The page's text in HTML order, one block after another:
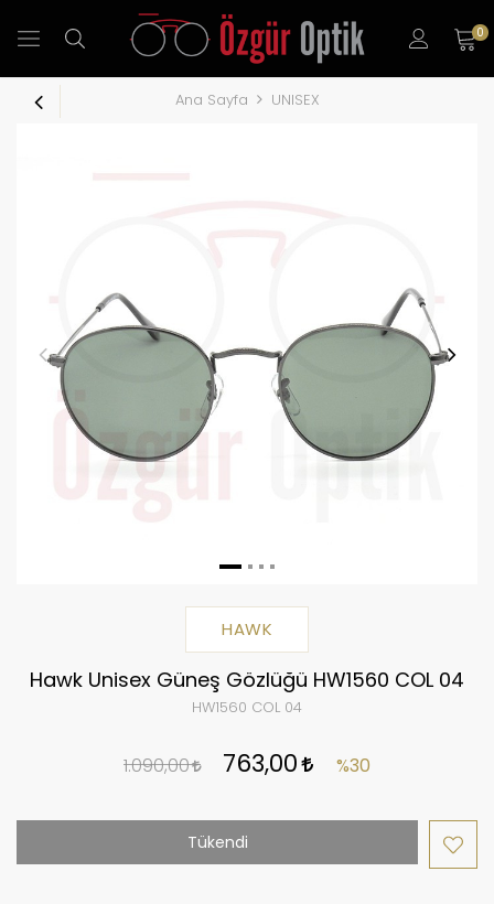
0
Ana Sayfa UNISEX
HAWK
Hawk Unisex Güneş Gözlüğü HW1560 COL 04
HW1560 COL 04
1.090,00 763,00 %30
Tükendi